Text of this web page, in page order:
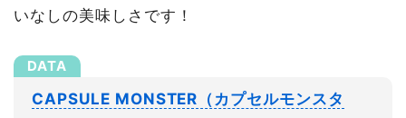
いなしの美味しさです！
CAPSULE MONSTER（カプセルモンスタ